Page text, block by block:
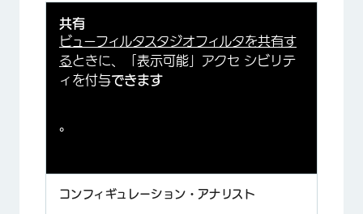
共有
ビューフィルタスタジオフィルタを共有す
るときに、「表示可能」アクセ シビリテ
ィを付与できます
。